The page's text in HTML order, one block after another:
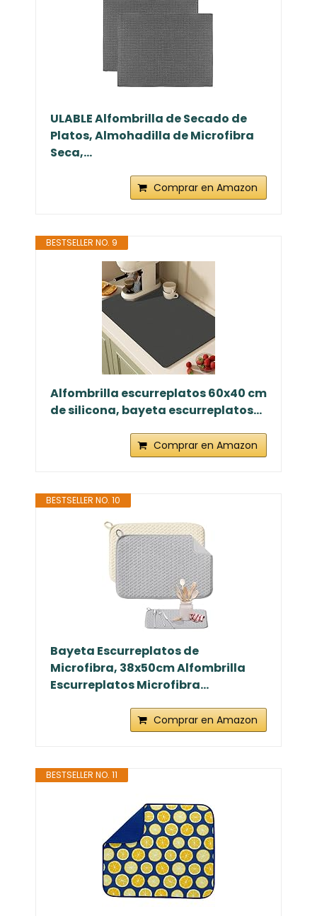
ULABLE Alfombrilla de Secado de
Platos, Almohadilla de Microfibra
Seca,...
Comprar en Amazon
BESTSELLER NO. 9
Alfombrilla escurreplatos 60x40 cm
de silicona, bayeta escurreplatos...
Comprar en Amazon
BESTSELLER NO. 10
Bayeta Escurreplatos de
Microfibra, 38x50cm Alfombrilla
Escurreplatos Microfibra...
Comprar en Amazon
BESTSELLER NO. 11